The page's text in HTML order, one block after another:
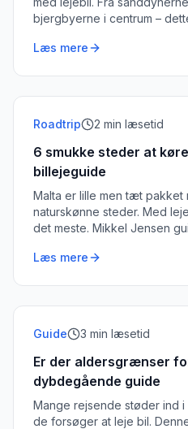
bjergbyerne i centrum –
Læs mere
Roadtrip 2 min læsetid
6 smukke steder at
billejeguide
Malta er lille men tæt
naturskønne steder. Med
det meste. Mikkel Jensen
Læs mere
Guide 3 min læsetid
Er der aldersgrænser
dybdegående guide
Mange rejsende støder ind
de forsøger at leje bil.